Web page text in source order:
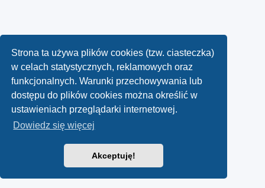
Strona ta używa plików cookies (tzw. ciasteczka)
w celach statystycznych, reklamowych oraz
funkcjonalnych. Warunki przechowywania lub
dostępu do plików cookies można określić w
ustawieniach przeglądarki internetowej.
Dowiedz się więcej
Akceptuję!